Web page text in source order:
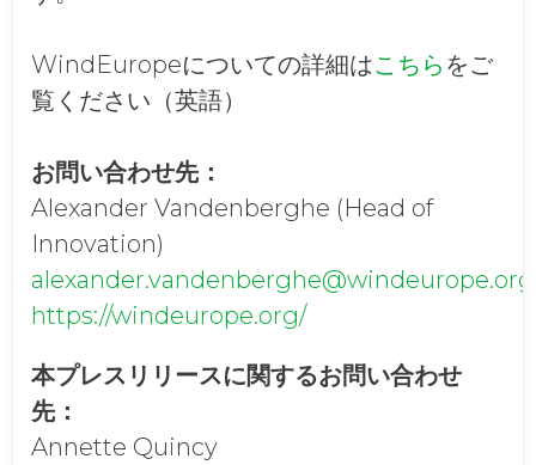
WindEuropeについての詳細はこちら をご
覧ください（英語）
お問い合わせ先：
Alexander Vandenberghe (Head of
Innovation)
alexander.vandenberghe@windeurope.org
https://windeurope.org/
本プレスリリースに関するお問い合わせ
先：
Annette Quincy